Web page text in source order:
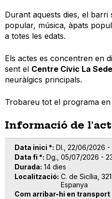
Durant aquests dies, el
popular, música, àpats
a totes les edats.
Els actes es concentren en
sent el Centre Cívic La
neuràlgics principals.
Trobareu tot el programa en
Informació de
Data inici * Dl., 22/06/2026 -
Data fi * Dg., 05/07/2026 -
Durada 14 dies
Localització C. de Sicília,
Espanya
Com arribar-hi en transport